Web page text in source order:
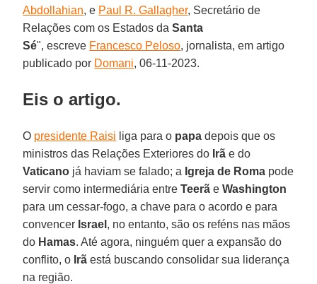
Abdollahian, e Paul R. Gallagher, Secretário de
Relações com os Estados daSanta
Sé", escreve Francesco Peloso, jornalista, em artigo
publicado por Domani, 06-11-2023.
Eis o artigo.
O presidente Raisi liga para o papa depois que os
ministros das Relações Exteriores do Irã e do
Vaticano já haviam se falado; a Igreja de Roma pode
servir como intermediária entreTeerã eWashington
para um cessar-fogo, a chave para o acordo e para
convencer Israel , no entanto, são os reféns nas mãos
do Hamas. Até agora, ninguém quer a expansão do
conflito, o Irã está buscando consolidar sua liderança
na região.